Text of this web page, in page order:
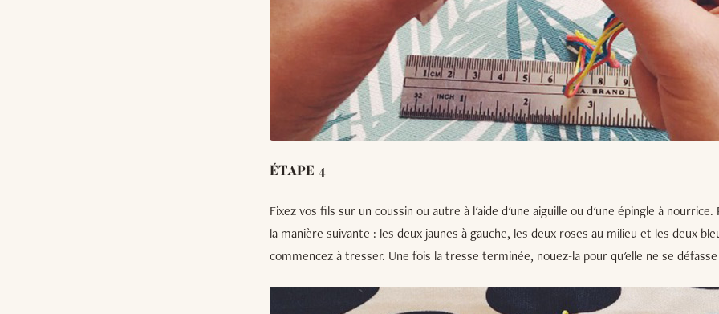
ÉTAPE 4
Fixez vos fils sur un coussin ou autre à l'aide d'une aiguille ou d'une épingle à nourrice.
la manière suivante : les deux jaunes à gauche, les deux roses au milieu et les deux
commencez à tresser. Une fois la tresse terminée, nouez-la pour qu'elle ne se